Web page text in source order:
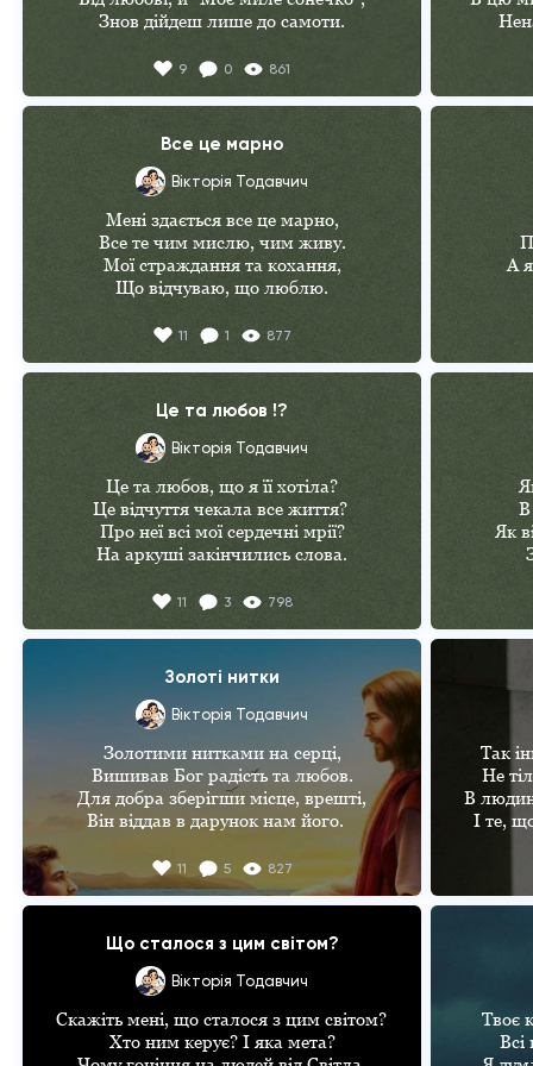
Знов дійдеш лише до самоти.
Я тебе не знаю і не знала я,
Тільки руки знов тремтять від радості,
Коли бачу я твої вуста...
9 0 861
Все це марно
Вікторія Тодавчич
Мені здається все це марно,
Все те чим мислю, чим живу.
Мої страждання та кохання,
Що відчуваю, що люблю.
Та бачу враз ті рідні очі,
І всі страждання серед ночі,
І вірші у душі дівочій,
Все це хай житиме повік!
11 1 877
А
Це та любов !?
Вікторія Тодавчич
Це та любов, що я її хотіла?
Це відчуття чекала все життя?
Про неї всі мої сердечні мрії?
На аркуші закінчились слова.
Поети хоч писали про страждання,
То це любов, закоханність, кохання?!
О ні, за неї кращі навіть сни.
11 3 798
В
Як
Золоті нитки
Вікторія Тодавчич
Золотими нитками на серці,
Вишивав Бог радість та любов.
Для добра зберігши місце, врешті,
Він віддав в дарунок нам його.
Але ми – спотворенне створіння,
В серце враз впустили  своє гріх.
Де давно повсюди були квіти,
Лиш бур'ян залишився. Я всіх,
Попрошу вас люди, збережіть ви
Божий дар і доброту в душі.
Не порвіть ви золоті ті нитки,
Що Господь нам вишив в дар усім.
11 5 827
Так
Не
В
І те,
І
Що сталося з цим світом?
Вікторія Тодавчич
Скажіть мені, що сталося з цим світом?
Хто ним керує? І яка мета?
Твоє
Всі